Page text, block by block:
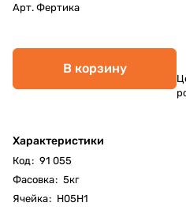
Арт. Фертика
В корзину
Характеристики
Код: 91 055
Фасовка: 5кг
Ячейка: Н05Н1